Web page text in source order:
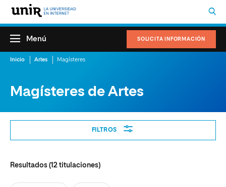
SOLICITA INFORMACIÓN
Menú
Inicio Artes Magísteres
Magísteres de Artes
FILTROS
Resultados (12 titulaciones)